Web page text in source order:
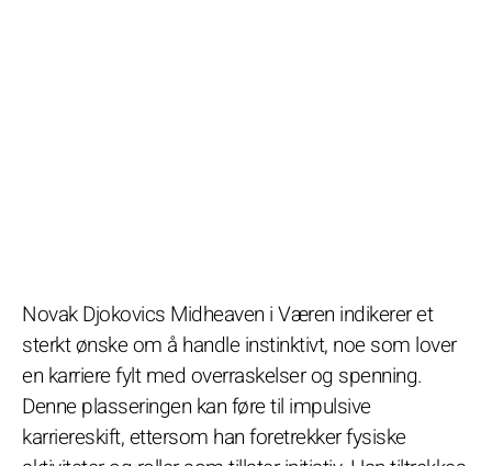
Novak Djokovics Midheaven i Væren indikerer et
sterkt ønske om å handle instinktivt, noe som lover
en karriere fylt med overraskelser og spenning.
Denne plasseringen kan føre til impulsive
karriereskift, ettersom han foretrekker fysiske